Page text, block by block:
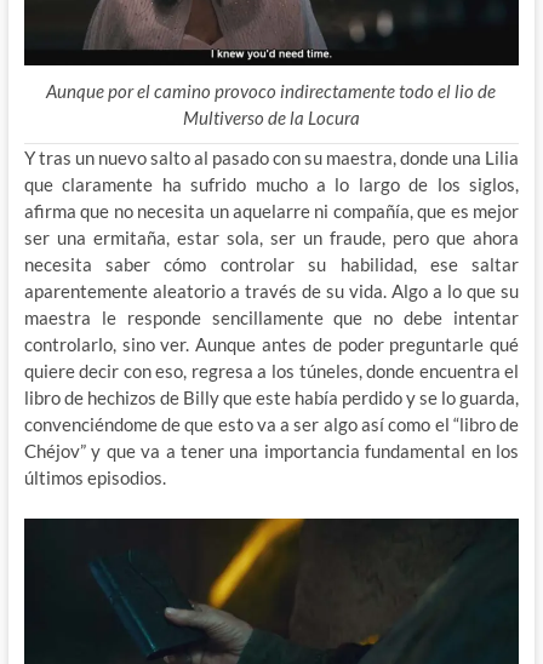
Aunque por el camino provoco indirectamente todo el lio de
Multiverso de la Locura
Y tras un nuevo salto al pasado con su maestra, donde una Lilia
que claramente ha sufrido mucho a lo largo de los siglos,
afirma que no necesita un aquelarre ni compañía, que es mejor
ser una ermitaña, estar sola, ser un fraude, pero que ahora
necesita saber cómo controlar su habilidad, ese saltar
aparentemente aleatorio a través de su vida. Algo a lo que su
maestra le responde sencillamente que no debe intentar
controlarlo, sino ver. Aunque antes de poder preguntarle qué
quiere decir con eso, regresa a los túneles, donde encuentra el
libro de hechizos de Billy que este había perdido y se lo guarda,
convenciéndome de que esto va a ser algo así como el “libro de
Chéjov” y que va a tener una importancia fundamental en los
últimos episodios.